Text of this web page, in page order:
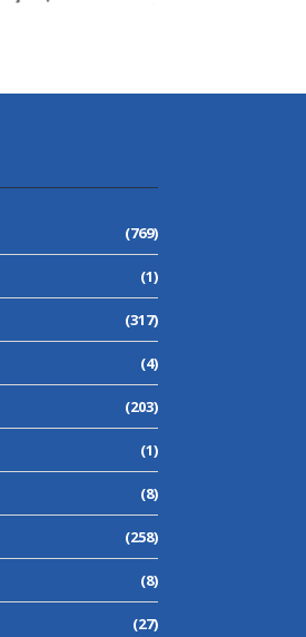
(769)
(1)
(317)
(4)
(203)
(1)
(8)
(258)
(8)
(27)